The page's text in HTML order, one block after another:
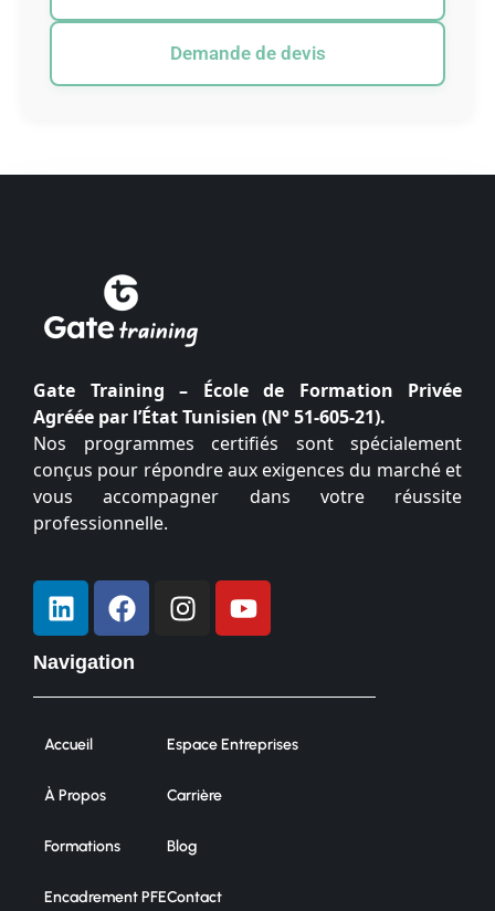
Demande de devis
Gate Training – École de Formation Privée
Agréée par l’État Tunisien (N° 51-605-21).
Nos programmes certifiés sont spécialement
conçus pour répondre aux exigences du marché et
vous accompagner dans votre réussite
professionnelle.
Navigation
Accueil
À Propos
Formations
Encadrement PFE
Espace Entreprises
Carrière
Blog
Contact